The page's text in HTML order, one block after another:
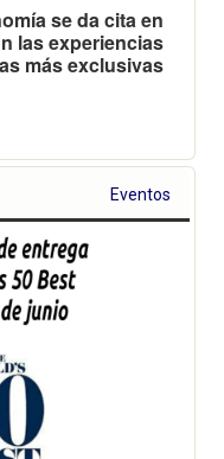
se da cita en
las experiencias
más exclusivas
Eventos